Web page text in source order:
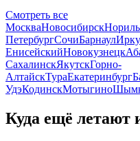
Смотреть все
МоскваНовосибирск
ПетербургСочиБарнаул
ЕнисейскийНовокузнецк
СахалинскЯкутскГорно-
АлтайскТураЕкатеринбург
УдэКодинскМотыгино
Куда ещё летают